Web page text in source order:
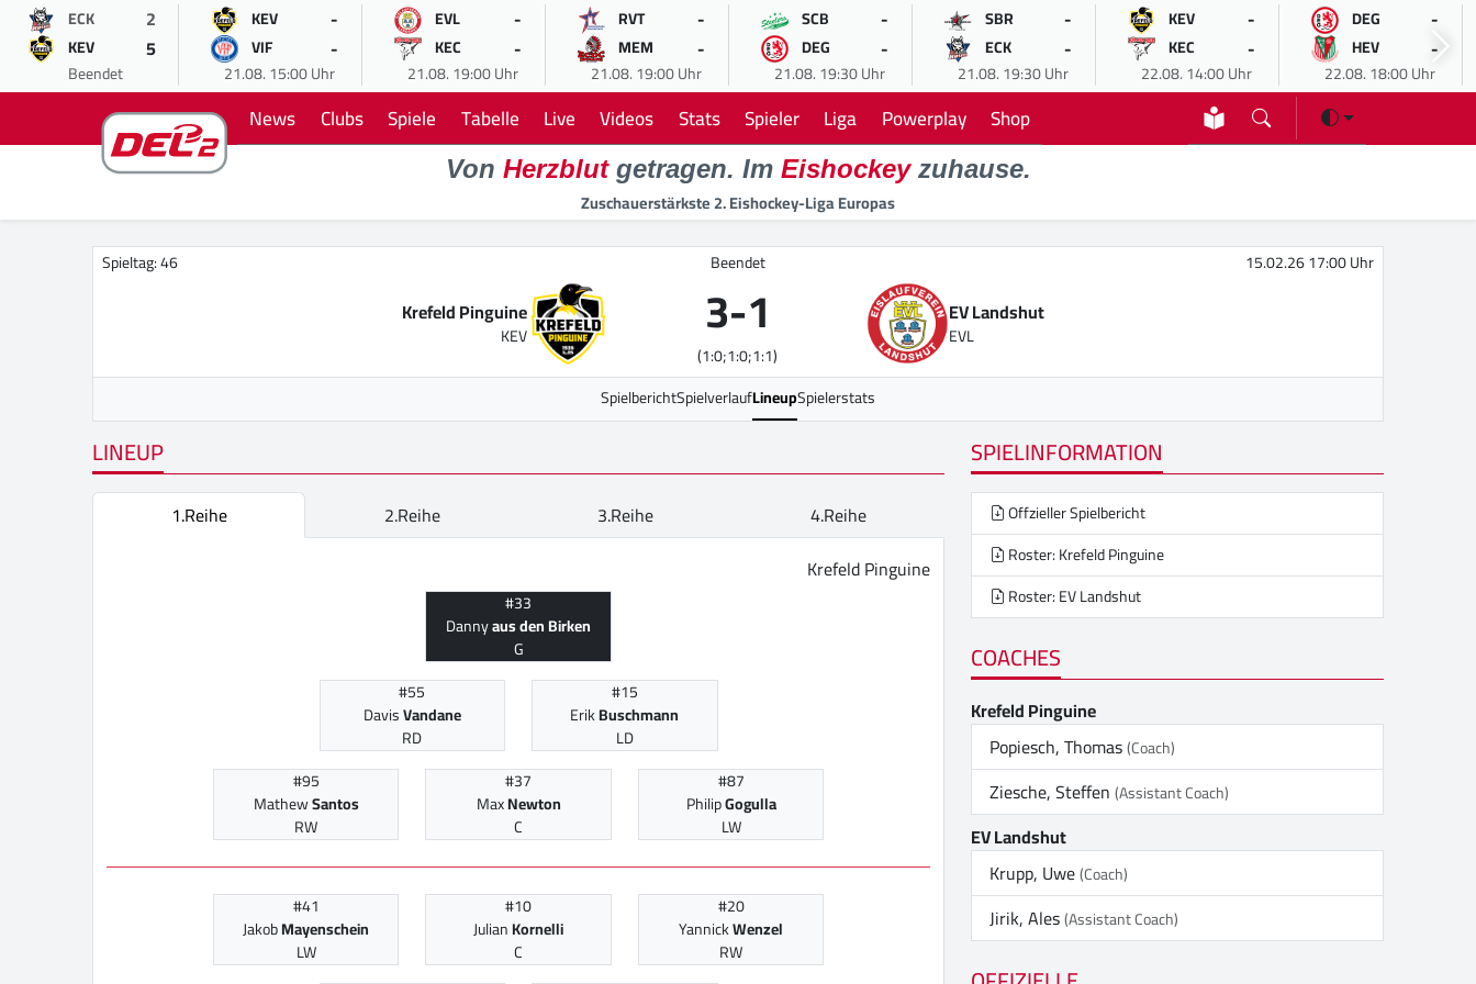
ECK 2
KEV 5
Beendet
KEV -
VIF -
21.08. 15:00 Uhr
EVL -
KEC -
21.08. 19:00 Uhr
RVT -
MEM -
21.08. 19:00 Uhr
SCB -
DEG -
21.08. 19:30 Uhr
SBR -
ECK -
21.08. 19:30 Uhr
KEV -
KEC -
22.08. 14:00 Uhr
DEG -
HEV -
22.08. 18:00 Uhr
News Clubs Spiele Tabelle Live Videos Stats Spieler Liga Powerplay Shop
Von Herzblutgetragen. Im Eishockeyzuhause.
Zuschauerstärkste 2. Eishockey-Liga Europas
Spieltag: 46 Beendet 15.02.26 17:00 Uhr
Krefeld Pinguine
KEV 3-1
(1:0;1:0;1:1)
EV Landshut
EVL
SpielberichtSpielverlaufLineupSpielerstats
LINEUP
1.Reihe 2.Reihe 3.Reihe
4.Reihe
Krefeld Pinguine
#33
Dannyaus den Birken
G
#55
DavisVandane
RD
#15
ErikBuschmann
LD
#95
MathewSantos
RW
#37
MaxNewton
C
#87
PhilipGogulla
LW
#41
JakobMayenschein
LW
#10
JulianKornelli
C
#20
YannickWenzel
RW
SPIELINFORMATION
Offzieller Spielbericht
Roster: Krefeld Pinguine
Roster: EV Landshut
COACHES
Krefeld Pinguine
Popiesch, Thomas(Coach)
Ziesche, Steffen(Assistant Coach)
EV Landshut
Krupp, Uwe(Coach)
Jirik, Ales(Assistant Coach)